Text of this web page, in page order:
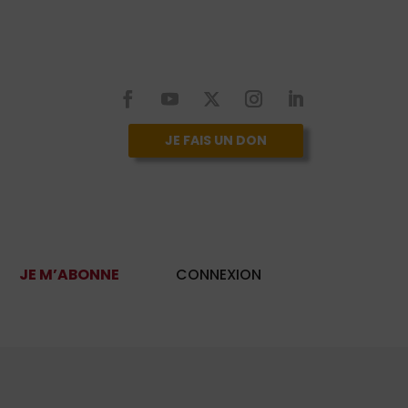
JE FAIS UN DON
JE M’ABONNE CONNEXION